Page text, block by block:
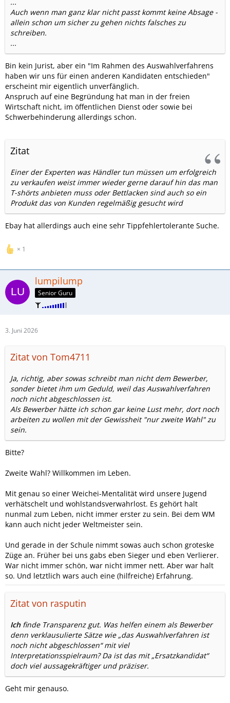
Auch wenn man ganz klar nicht passt kommt keine Absage -
allein schon um sicher zu gehen nichts falsches zu
schreiben.
...
Bin kein Jurist, aber ein "Im Rahmen des Auswahlverfahrens
haben wir uns für einen anderen Kandidaten entschieden"
erscheint mir eigentlich unverfänglich.
Anspruch auf eine Begründung hat man in der freien
Wirtschaft nicht, im öffentlichen Dienst oder sowie bei
Schwerbehinderung allerdings schon.
Zitat
Einer der Experten was Händler tun müssen um erfolgreich
zu verkaufen weist immer wieder gerne darauf hin das man
T-shörts anbieten muss oder Bettlacken sind auch so ein
Produkt das von Kunden regelmäßig gesucht wird
Ebay hat allerdings auch eine sehr Tippfehlertolerante Suche.
1
lumpilump
Senior Guru
3. Juni 2026
Zitat von Tom4711
Ja, richtig, aber sowas schreibt man nicht dem Bewerber,
sonder bietet ihm um Geduld, weil das Auswahlverfahren
noch nicht abgeschlossen ist.
Als Bewerber hätte ich schon gar keine Lust mehr, dort noch
arbeiten zu wollen mit der Gewissheit "nur zweite Wahl" zu
sein.
Bitte?
Zweite Wahl? Willkommen im Leben.
Mit genau so einer Weichei-Mentalität wird unsere Jugend
verhätschelt und wohlstandsverwahrlost. Es gehört halt
nunmal zum Leben, nicht immer erster zu sein. Bei dem WM
kann auch nicht jeder Weltmeister sein.
Und gerade in der Schule nimmt sowas auch schon groteske
Züge an. Früher bei uns gabs eben Sieger und eben Verlierer.
War nicht immer schön, war nicht immer nett. Aber war halt
so. Und letztlich wars auch eine (hilfreiche) Erfahrung.
Zitat von rasputin
Ichfinde Transparenz gut. Was helfen einem als Bewerber
denn verklausulierte Sätze wie „das Auswahlverfahren ist
noch nicht abgeschlossen“ mit viel
Interpretationsspielraum? Da ist das mit „Ersatzkandidat“
doch viel aussagekräftiger und präziser.
Geht mir genauso.